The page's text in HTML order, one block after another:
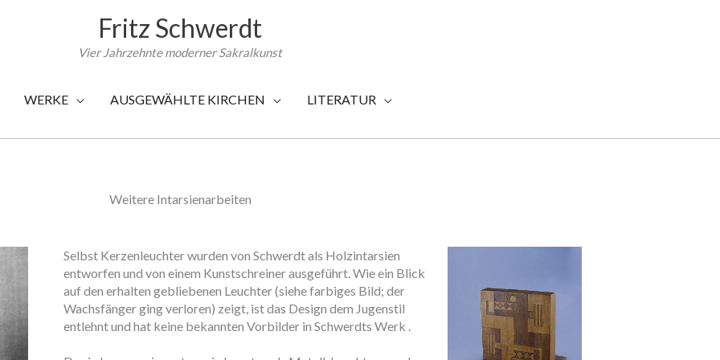
Fritz Schwerdt
Vier Jahrzehnte moderner Sakralkunst
WERKE AUSGEWÄHLTE KIRCHEN LITERATUR
Weitere Intarsienarbeiten
Selbst Kerzenleuchter wurden von Schwerdt als Holzintarsien
entworfen und von einem Kunstschreiner ausgeführt. Wie ein Blick
auf den erhalten gebliebenen Leuchter (siehe farbiges Bild; der
Wachsfänger ging verloren) zeigt, ist das Design dem Jugenstil
entlehnt und hat keine bekannten Vorbilder in Schwerdts Werk .